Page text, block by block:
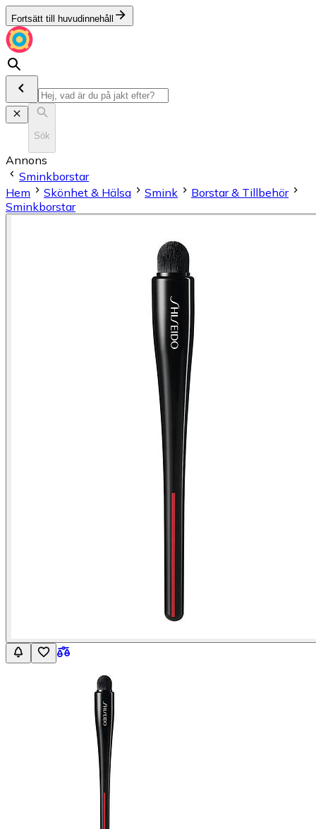
Fortsätt till huvudinnehåll
Sök
Annons
Sminkborstar
Hem
Skönhet & Hälsa Smink
Borstar & Tillbehör
Sminkborstar